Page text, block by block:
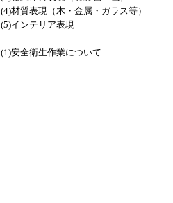
(4)材質表現（木・金属・ガラス等）
(5)インテリア表現
(1)安全衛生作業について